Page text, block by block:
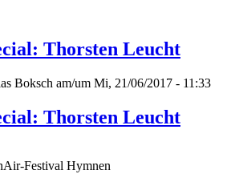
Thorsten Leucht
Boksch am/um Mi, 21/06/2017 - 11:33
Thorsten Leucht
Festival Hymnen